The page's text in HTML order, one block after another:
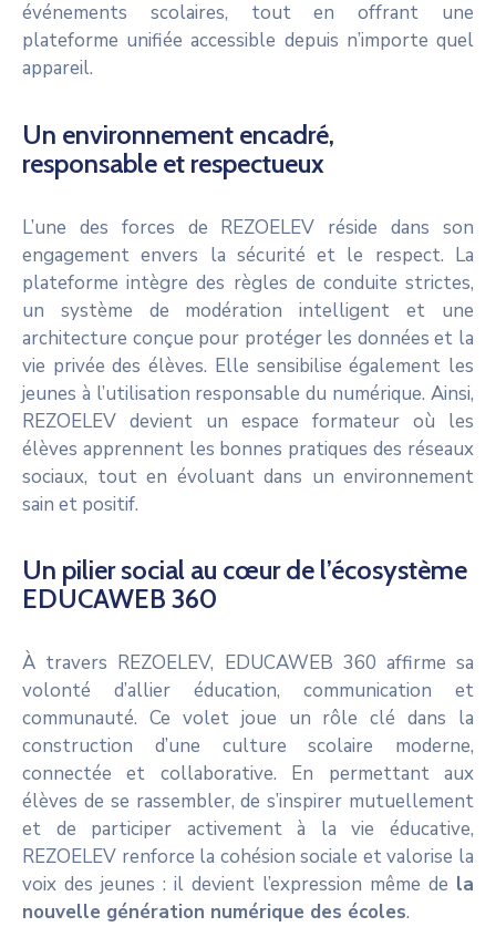
événements scolaires, tout en offrant une
plateforme unifiée accessible depuis n’importe quel
appareil.
Un environnement encadré,
responsable et respectueux
L’une des forces de REZOELEV réside dans son
engagement envers la sécurité et le respect. La
plateforme intègre des règles de conduite strictes,
un système de modération intelligent et une
architecture conçue pour protéger les données et la
vie privée des élèves. Elle sensibilise également les
jeunes à l’utilisation responsable du numérique. Ainsi,
REZOELEV devient un espace formateur où les
élèves apprennent les bonnes pratiques des réseaux
sociaux, tout en évoluant dans un environnement
sain et positif.
Un pilier social au cœur de l’écosystème
EDUCAWEB 360
À travers REZOELEV, EDUCAWEB 360 affirme sa
volonté d’allier éducation, communication et
communauté. Ce volet joue un rôle clé dans la
construction d’une culture scolaire moderne,
connectée et collaborative. En permettant aux
élèves de se rassembler, de s’inspirer mutuellement
et de participer activement à la vie éducative,
REZOELEV renforce la cohésion sociale et valorise la
voix des jeunes : il devient l’expression même de la
nouvelle génération numérique des écoles.